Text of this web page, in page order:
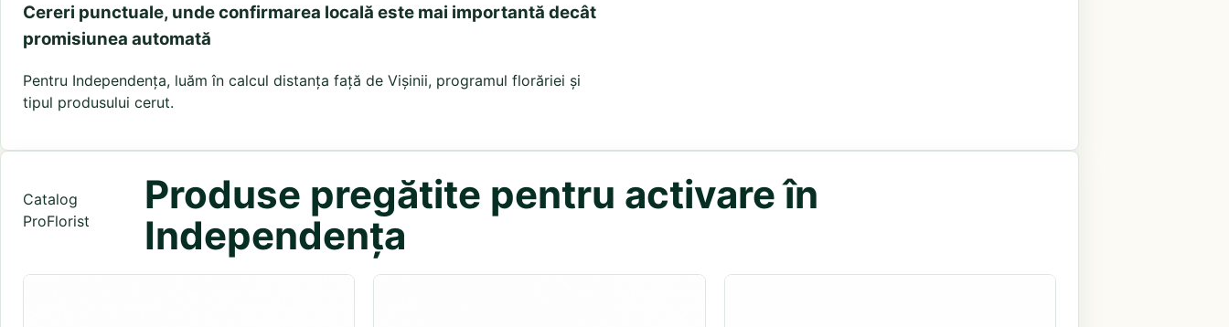
Cereri punctuale, unde confirmarea locală este mai importantă decât
promisiunea automată
Pentru Independența, luăm în calcul distanța față de Vișinii, programul florăriei și
tipul produsului cerut.
Catalog
ProFlorist
Produse pregătite pentru activare în
Independența